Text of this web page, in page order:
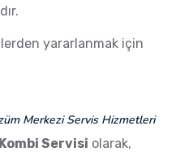
yararlanmak için
Merkezi Servis Hizmetleri
Servisi olarak,